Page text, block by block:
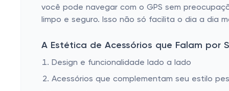
você pode navegar com o GPS sem
limpo e seguro. Isso não só facilita o dia a dia
A Estética de Acessórios que Falam por
Design e funcionalidade lado a lado
Acessórios que complementam seu estilo